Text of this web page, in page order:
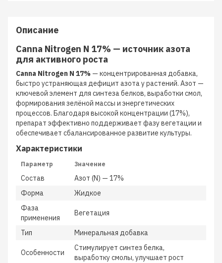
Описание
Canna Nitrogen N 17% — источник азота
для активного роста
Canna Nitrogen N 17% — концентрированная добавка,
быстро устраняющая дефицит азота у растений. Азот —
ключевой элемент для синтеза белков, выработки смол,
формирования зелёной массы и энергетических
процессов. Благодаря высокой концентрации (17%),
препарат эффективно поддерживает фазу вегетации и
обеспечивает сбалансированное развитие культуры.
Характеристики
Параметр Значение
Состав
Азот (N) — 17%
Форма
Жидкое
Фаза
применения
Вегетация
Тип Минеральная добавка
Особенности
Стимулирует синтез белка,
выработку смолы, улучшает рост